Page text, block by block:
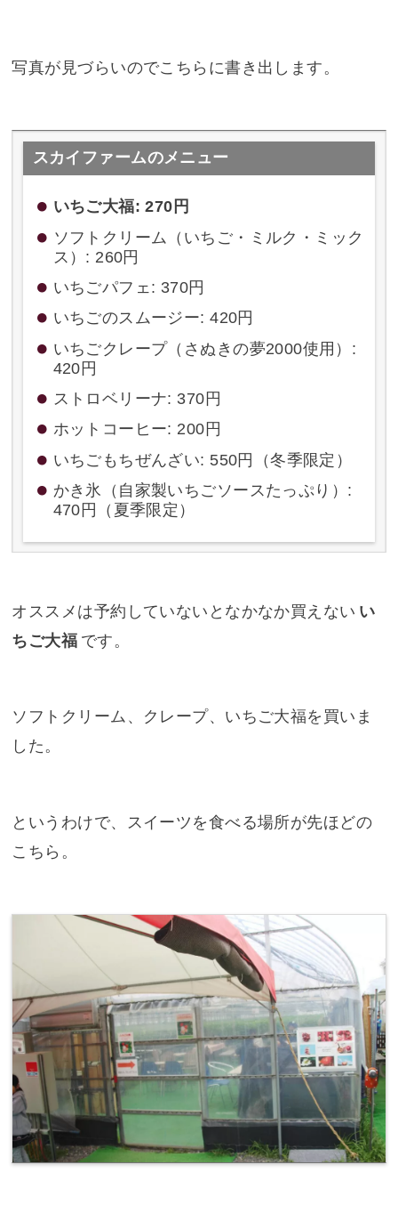
写真が見づらいのでこちらに書き出します。
スカイファームのメニュー
いちご大福: 270円
ソフトクリーム（いちご・ミルク・ミック
ス）: 260円
いちごパフェ: 370円
いちごのスムージー: 420円
いちごクレープ（さぬきの夢2000使用）:
420円
ストロベリーナ: 370円
ホットコーヒー: 200円
いちごもちぜんざい: 550円（冬季限定）
かき氷（自家製いちごソースたっぷり）:
470円（夏季限定）
オススメは予約していないとなかなか買えない い
ちご大福 です。
ソフトクリーム、クレープ、いちご大福を買いま
した。
というわけで、スイーツを食べる場所が先ほどの
こちら。